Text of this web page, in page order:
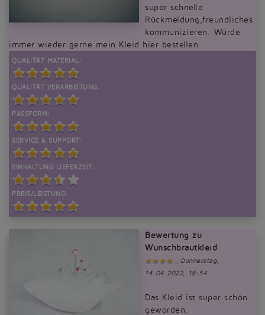
super schnelle
Rückmeldung,freundliches
kommunizieren. Würde
immer wieder gerne mein Kleid hier bestellen
QUALITÄT MATERIAL:
QUALITÄT VERARBEITUNG:
PASSFORM:
SERVICE & SUPPORT:
EINHALTUNG LIEFERZEIT:
PREIS/LEISTUNG:
Bewertung zu
Wunschbrautkleid
Donnerstag,
14.04.2022, 16:54
Das Kleid ist super schön
geworden.